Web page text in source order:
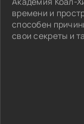
времени и
способен
свои секреты и